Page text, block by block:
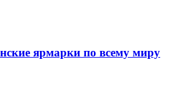
ярмарки по всему миру